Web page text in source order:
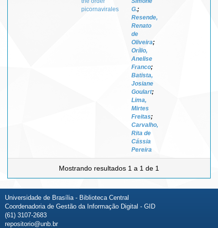
picornavirales
G.;
Resende,
Renato
de
Oliveira;
Orílio,
Anelise
Franco;
Batista,
Josiane
Goulart;
Lima,
Mirtes
Freitas;
Carvalho,
Rita de
Cássia
Pereira
Mostrando resultados 1 a 1 de 1
Universidade de Brasília - Biblioteca Central
Coordenadoria de Gestão da Informação Digital - GID
(61) 3107-2683
repositorio@unb.br